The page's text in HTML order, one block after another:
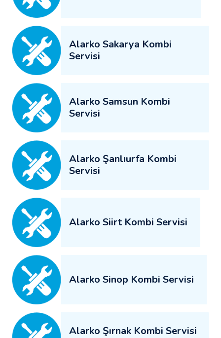
Alarko Sakarya Kombi
Servisi
Alarko Samsun Kombi
Servisi
Alarko Şanlıurfa Kombi
Servisi
Alarko Siirt Kombi Servisi
Alarko Sinop Kombi Servisi
Alarko Şırnak Kombi Servisi